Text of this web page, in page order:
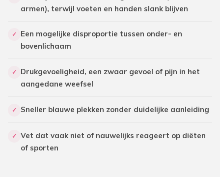
armen), terwijl voeten en handen slank blijven
✓
Een mogelijke disproportie tussen onder- en
bovenlichaam
✓
Drukgevoeligheid, een zwaar gevoel of pijn in het
aangedane weefsel
✓ Sneller blauwe plekken zonder duidelijke aanleiding
✓ Vet dat vaak niet of nauwelijks reageert op diëten
of sporten